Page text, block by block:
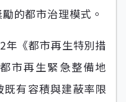
的都市治理模式。
年《都市再生特別措
市再生緊急整備地
有容積與建蔽率限